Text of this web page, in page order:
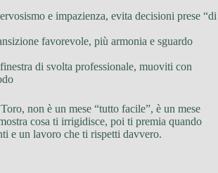
e impazienza, evita decisioni prese “di
favorevole, più armonia e sguardo
di svolta professionale, muoviti con
non è un mese “tutto facile”, è un mese
cosa ti irrigidisce, poi ti premia quando
e un lavoro che ti rispetti davvero.